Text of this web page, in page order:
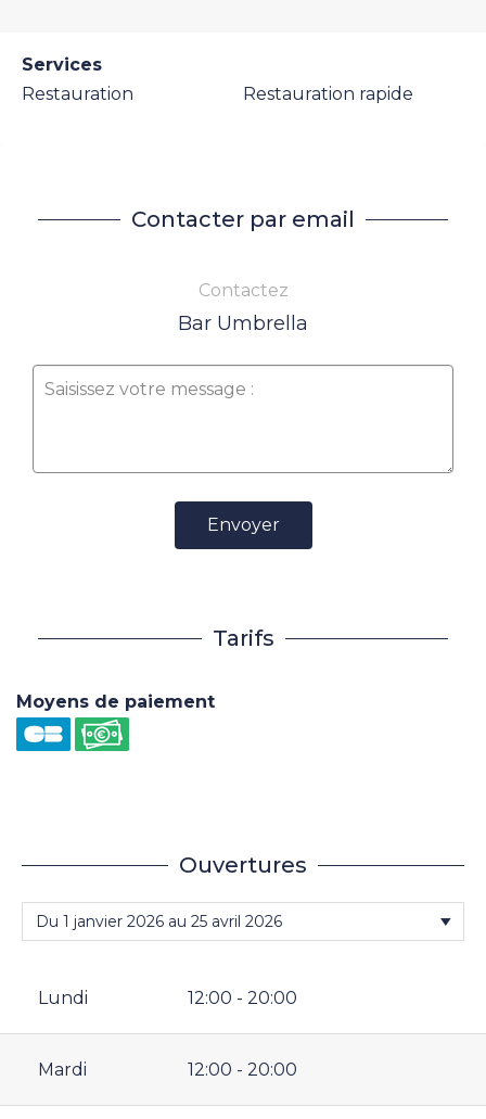
Services
Restauration
Restauration rapide
Contacter par email
Contactez
Bar Umbrella
Envoyer
Tarifs
Moyens de paiement
Ouvertures
Lundi 12:00 - 20:00
Mardi 12:00 - 20:00